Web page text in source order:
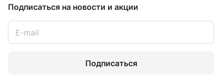
Подписаться на новости и акции
Подписаться